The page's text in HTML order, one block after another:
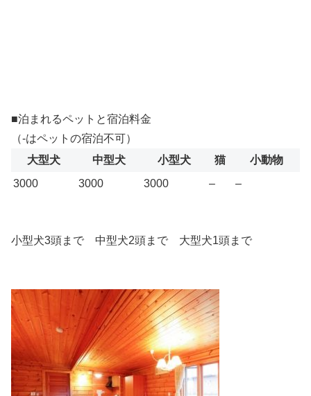
■泊まれるペットと宿泊料金
（-はペットの宿泊不可）
大型犬
中型犬 小型犬 猫
小動物
3000
3000 3000 – –
小型犬3頭まで 中型犬2頭まで 大型犬1頭まで